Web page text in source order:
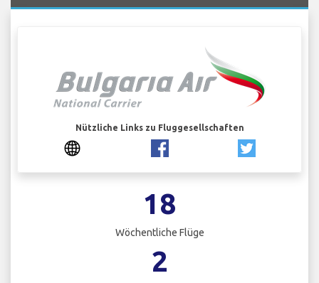
Nützliche Links zu Fluggesellschaften
18
Wöchentliche Flüge
2